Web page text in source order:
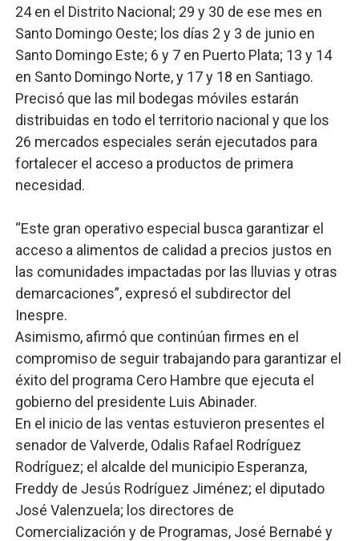
24 en el Distrito Nacional; 29 y 30 de ese mes en
Santo Domingo Oeste; los días 2 y 3 de junio en
Santo Domingo Este; 6 y 7 en Puerto Plata; 13 y 14
en Santo Domingo Norte, y 17 y 18 en Santiago.
Precisó que las mil bodegas móviles estarán
distribuidas en todo el territorio nacional y que los
26 mercados especiales serán ejecutados para
fortalecer el acceso a productos de primera
necesidad.
“Este gran operativo especial busca garantizar el
acceso a alimentos de calidad a precios justos en
las comunidades impactadas por las lluvias y otras
demarcaciones”, expresó el subdirector del
Inespre.
Asimismo, afirmó que continúan firmes en el
compromiso de seguir trabajando para garantizar el
éxito del programa Cero Hambre que ejecuta el
gobierno del presidente Luis Abinader.
En el inicio de las ventas estuvieron presentes el
senador de Valverde, Odalis Rafael Rodríguez
Rodríguez; el alcalde del municipio Esperanza,
Freddy de Jesús Rodríguez Jiménez; el diputado
José Valenzuela; los directores de
Comercialización y de Programas, José Bernabé y